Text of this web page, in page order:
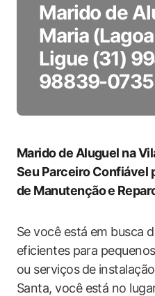
Marido de
Maria (Lagoa
Ligue (31)
98839-0735
Marido de Aluguel ‌na
Seu‌ Parceiro Confiável
de Manutenção⁢ e
Se você está em ‌busca
eficientes⁣ para
ou serviços ⁤de
Santa, você está no